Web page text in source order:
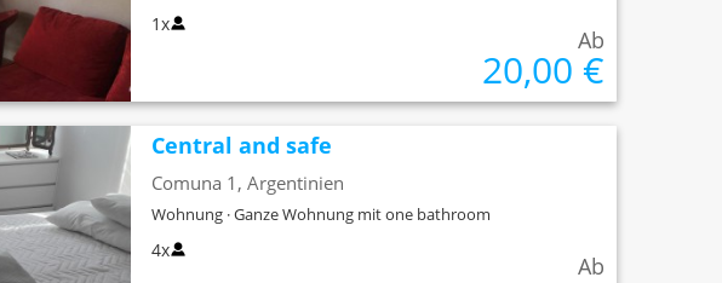
1x
Ab
20,00 €
Central and safe
Comuna 1, Argentinien
Wohnung · Ganze Wohnung mit one bathroom
4x
Ab